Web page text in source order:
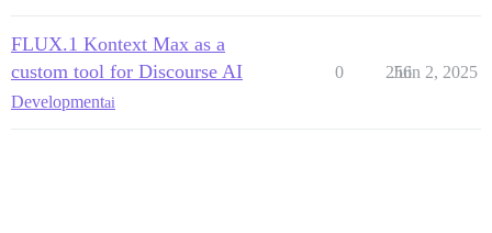
FLUX.1 Kontext Max as a
custom tool for Discourse AI
Developmentai
0 256
Juin 2, 2025